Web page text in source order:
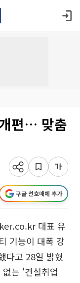
편… 맞춤
구글 선호매체 추가
대표 유
기능이 대폭 강
다고 28일 밝혔
는 '건설취업